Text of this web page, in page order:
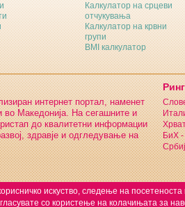
искуство, следење на
со користење на колачињата за
Калкулатор на срцеви
отчукувања
Калкулатор на крвни
групи
BMI калкулатор
интернет портал, наменет
Македонија. На сегашните и
до квалитетни информации
здравје и одгледување на
БиХ -